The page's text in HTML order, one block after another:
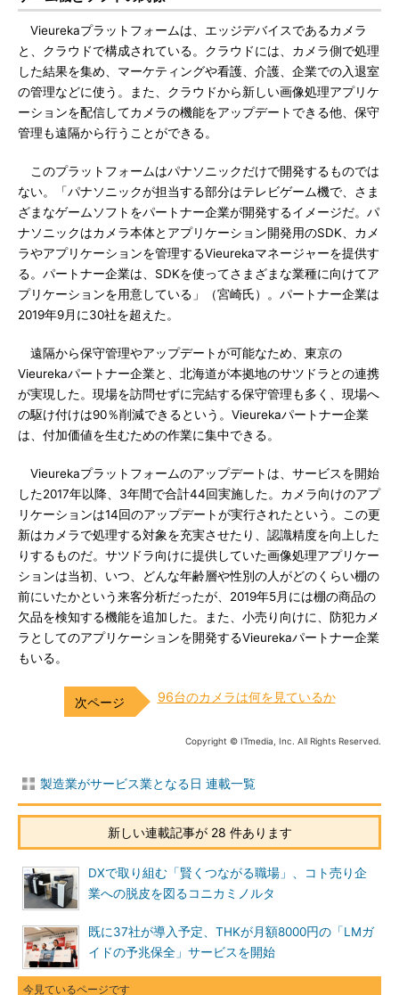
Vieurekaプラットフォームは、エッジデバイスであるカメラ
と、クラウドで構成されている。クラウドには、カメラ側で処理
した結果を集め、マーケティングや看護、介護、企業での入退室
の管理などに使う。また、クラウドから新しい画像処理アプリケ
ーションを配信してカメラの機能をアップデートできる他、保守
管理も遠隔から行うことができる。
このプラットフォームはパナソニックだけで開発するものでは
ない。「パナソニックが担当する部分はテレビゲーム機で、さま
ざまなゲームソフトをパートナー企業が開発するイメージだ。パ
ナソニックはカメラ本体とアプリケーション開発用のSDK、カメ
ラやアプリケーションを管理するVieurekaマネージャーを提供す
る。パートナー企業は、SDKを使ってさまざまな業種に向けてア
プリケーションを用意している」（宮崎氏）。パートナー企業は
2019年9月に30社を超えた。
遠隔から保守管理やアップデートが可能なため、東京の
Vieurekaパートナー企業と、北海道が本拠地のサツドラとの連携
が実現した。現場を訪問せずに完結する保守管理も多く、現場へ
の駆け付けは90％削減できるという。Vieurekaパートナー企業
は、付加価値を生むための作業に集中できる。
Vieurekaプラットフォームのアップデートは、サービスを開始
した2017年以降、3年間で合計44回実施した。カメラ向けのアプ
リケーションは14回のアップデートが実行されたという。この更
新はカメラで処理する対象を充実させたり、認識精度を向上した
りするものだ。サツドラ向けに提供していた画像処理アプリケー
ションは当初、いつ、どんな年齢層や性別の人がどのくらい棚の
前にいたかという来客分析だったが、2019年5月には棚の商品の
欠品を検知する機能を追加した。また、小売り向けに、防犯カメ
ラとしてのアプリケーションを開発するVieurekaパートナー企業
もいる。
96台のカメラは何を見ているか
Copyright © ITmedia, Inc. All Rights Reserved.
製造業がサービス業となる日 連載一覧
新しい連載記事が 28 件あります
DXで取り組む「賢くつながる職場」、コト売り企
業への脱皮を図るコニカミノルタ
既に37社が導入予定、THKが月額8000円の「LMガ
イドの予兆保全」サービスを開始